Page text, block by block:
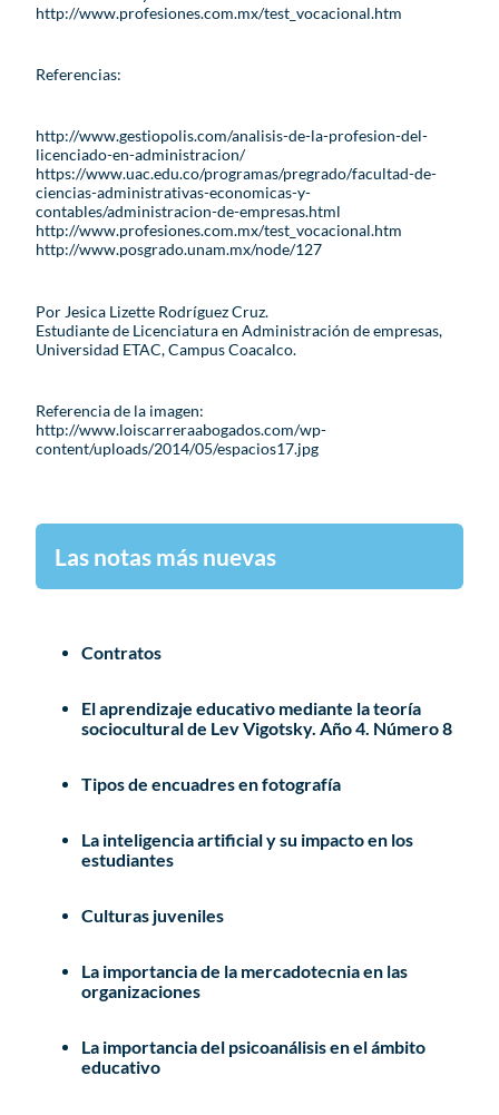
http://www.profesiones.com.mx/test_vocacional.htm
Referencias:
http://www.gestiopolis.com/analisis-de-la-profesion-del-
licenciado-en-administracion/
https://www.uac.edu.co/programas/pregrado/facultad-de-
ciencias-administrativas-economicas-y-
contables/administracion-de-empresas.html
http://www.profesiones.com.mx/test_vocacional.htm
http://www.posgrado.unam.mx/node/127
Por Jesica Lizette Rodríguez Cruz.
Estudiante de Licenciatura en Administración de empresas,
Universidad ETAC, Campus Coacalco.
Referencia de la imagen:
http://www.loiscarreraabogados.com/wp-
content/uploads/2014/05/espacios17.jpg
Las notas más nuevas
Contratos
El aprendizaje educativo mediante la teoría
sociocultural de Lev Vigotsky. Año 4. Número 8
Tipos de encuadres en fotografía
La inteligencia artificial y su impacto en los
estudiantes
Culturas juveniles
La importancia de la mercadotecnia en las
organizaciones
La importancia del psicoanálisis en el ámbito
educativo